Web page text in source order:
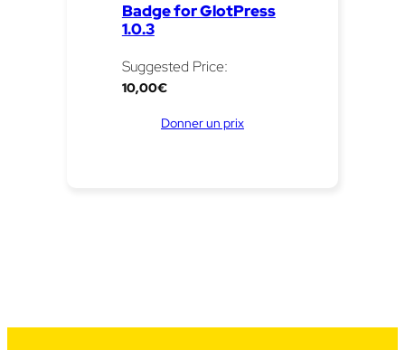
Badge for GlotPress
1.0.3
Suggested Price:
10,00€
Donner un prix